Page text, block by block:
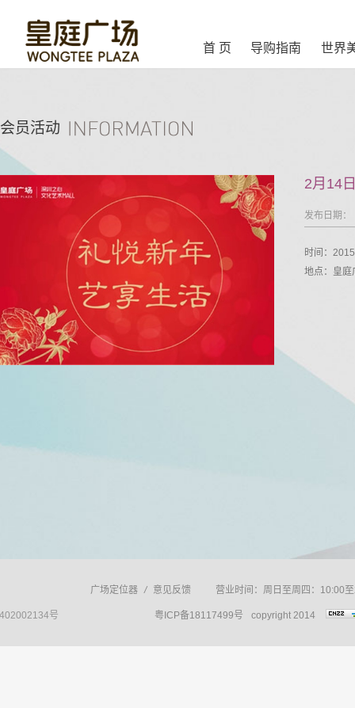
首 页 导购指南 世界
会员活动
2月14
发布日期：
时间：
地点：皇庭
广场定位器 / 意见反馈 营业时间：周日至周四：10:00
号 粤ICP备18117499号 copyright 2014